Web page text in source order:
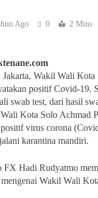
Ago 0 2 Mins
Jakarta, Wakil Wali Kota
positif Covid-19.
swab test, dari hasil
Kota Solo Achmad
virus corona
karantina mandiri.
FX Hadi Rudyatmo
mengenai Wakil Wali